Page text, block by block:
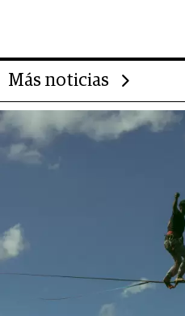
Más noticias